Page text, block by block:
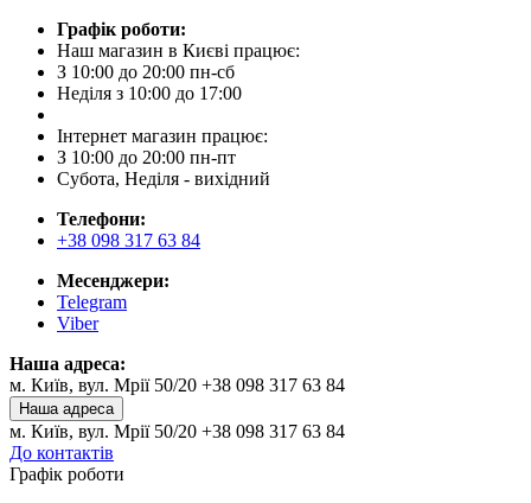
Графік роботи:
Наш магазин в Києві працює:
З 10:00 до 20:00 пн-сб
Неділя з 10:00 до 17:00
Інтернет магазин працює:
З 10:00 до 20:00 пн-пт
Субота, Неділя - вихідний
Телефони:
+38 098 317 63 84
Месенджери:
Telegram
Viber
Наша адреса:
м. Київ, вул. Мрії 50/20 +38 098 317 63 84
Наша адреса
м. Київ, вул. Мрії 50/20 +38 098 317 63 84
До контактів
Графік роботи